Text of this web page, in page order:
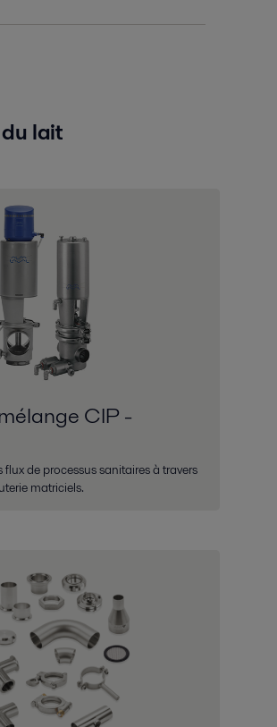
lait
CIP -
flux de processus sanitaires à travers
matriciels.